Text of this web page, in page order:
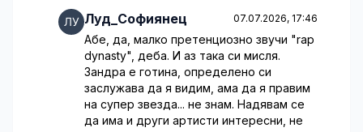
Луд_Софиянец 07.07.2026, 17:46
Абе, да, малко претенциозно звучи "rap
dynasty", деба. И аз така си мисля.
Зандра е готина, определено си
заслужава да я видим, ама да я правим
на супер звезда... не знам. Надявам се
да има и други артисти интересни, не